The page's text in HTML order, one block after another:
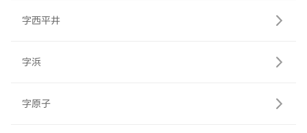
字西平井
字浜
字原子